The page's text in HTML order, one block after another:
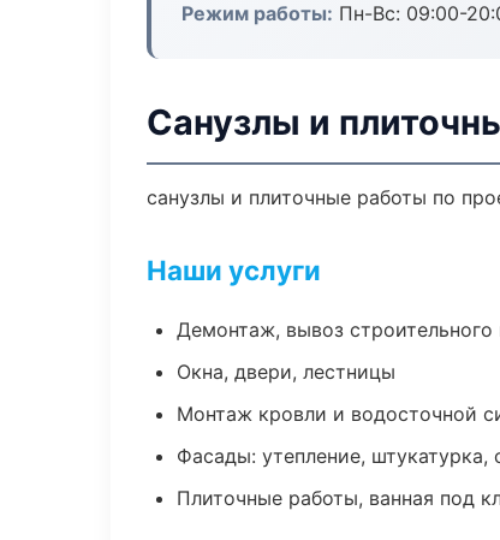
Режим работы: Пн-Вс: 09:00-
Санузлы и
санузлы и плиточные работы по
Наши услуги
Демонтаж, вывоз строительного
Окна, двери, лестницы
Монтаж кровли и водосточной
Фасады: утепление, штукатурка,
Плиточные работы, ванная под